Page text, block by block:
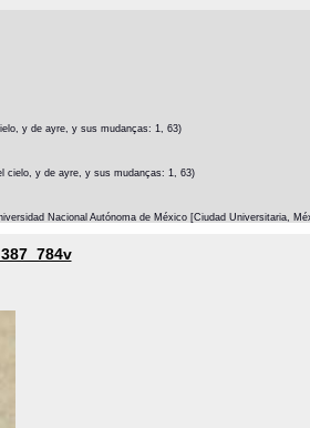
y de ayre, y sus mudanças: 1, 63)
cielo, y de ayre, y sus mudanças: 1, 63)
Nacional Autónoma de México [Ciudad Universitaria,